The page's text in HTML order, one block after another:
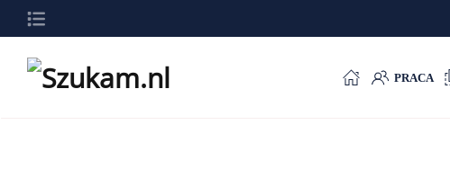
Przejdź do głównej treści
PRACA